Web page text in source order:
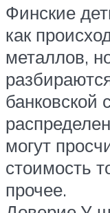
Финские
как
металлов,
банковской
могут
стоимость
прочее.